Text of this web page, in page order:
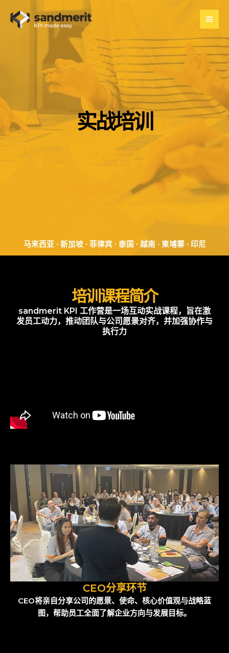
实战培训
马来西亚 ∙ 新加坡 ∙ 菲律宾 ∙ 泰国 ∙ 越南 ∙ 柬埔寨 ∙ 印尼
培训课程简介
sandmerit KPI 工作营是一场互动实战课程，旨在激
发员工动力，推动团队与公司愿景对齐，并加强协作与
执行力
CEO分享环节
CEO将亲自分享公司的愿景、使命、核心价值观与战略蓝
图，帮助员工全面了解企业方向与发展目标。